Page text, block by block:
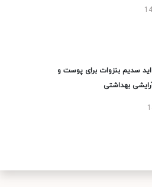
سدیم بنزوات برای پوست و
بهداشتی